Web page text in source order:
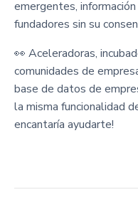
emergentes,
fundadores sin su
👀 Aceleradoras,
comunidades de
base de datos de
la misma funcionalidad
encantaría ayudarte!